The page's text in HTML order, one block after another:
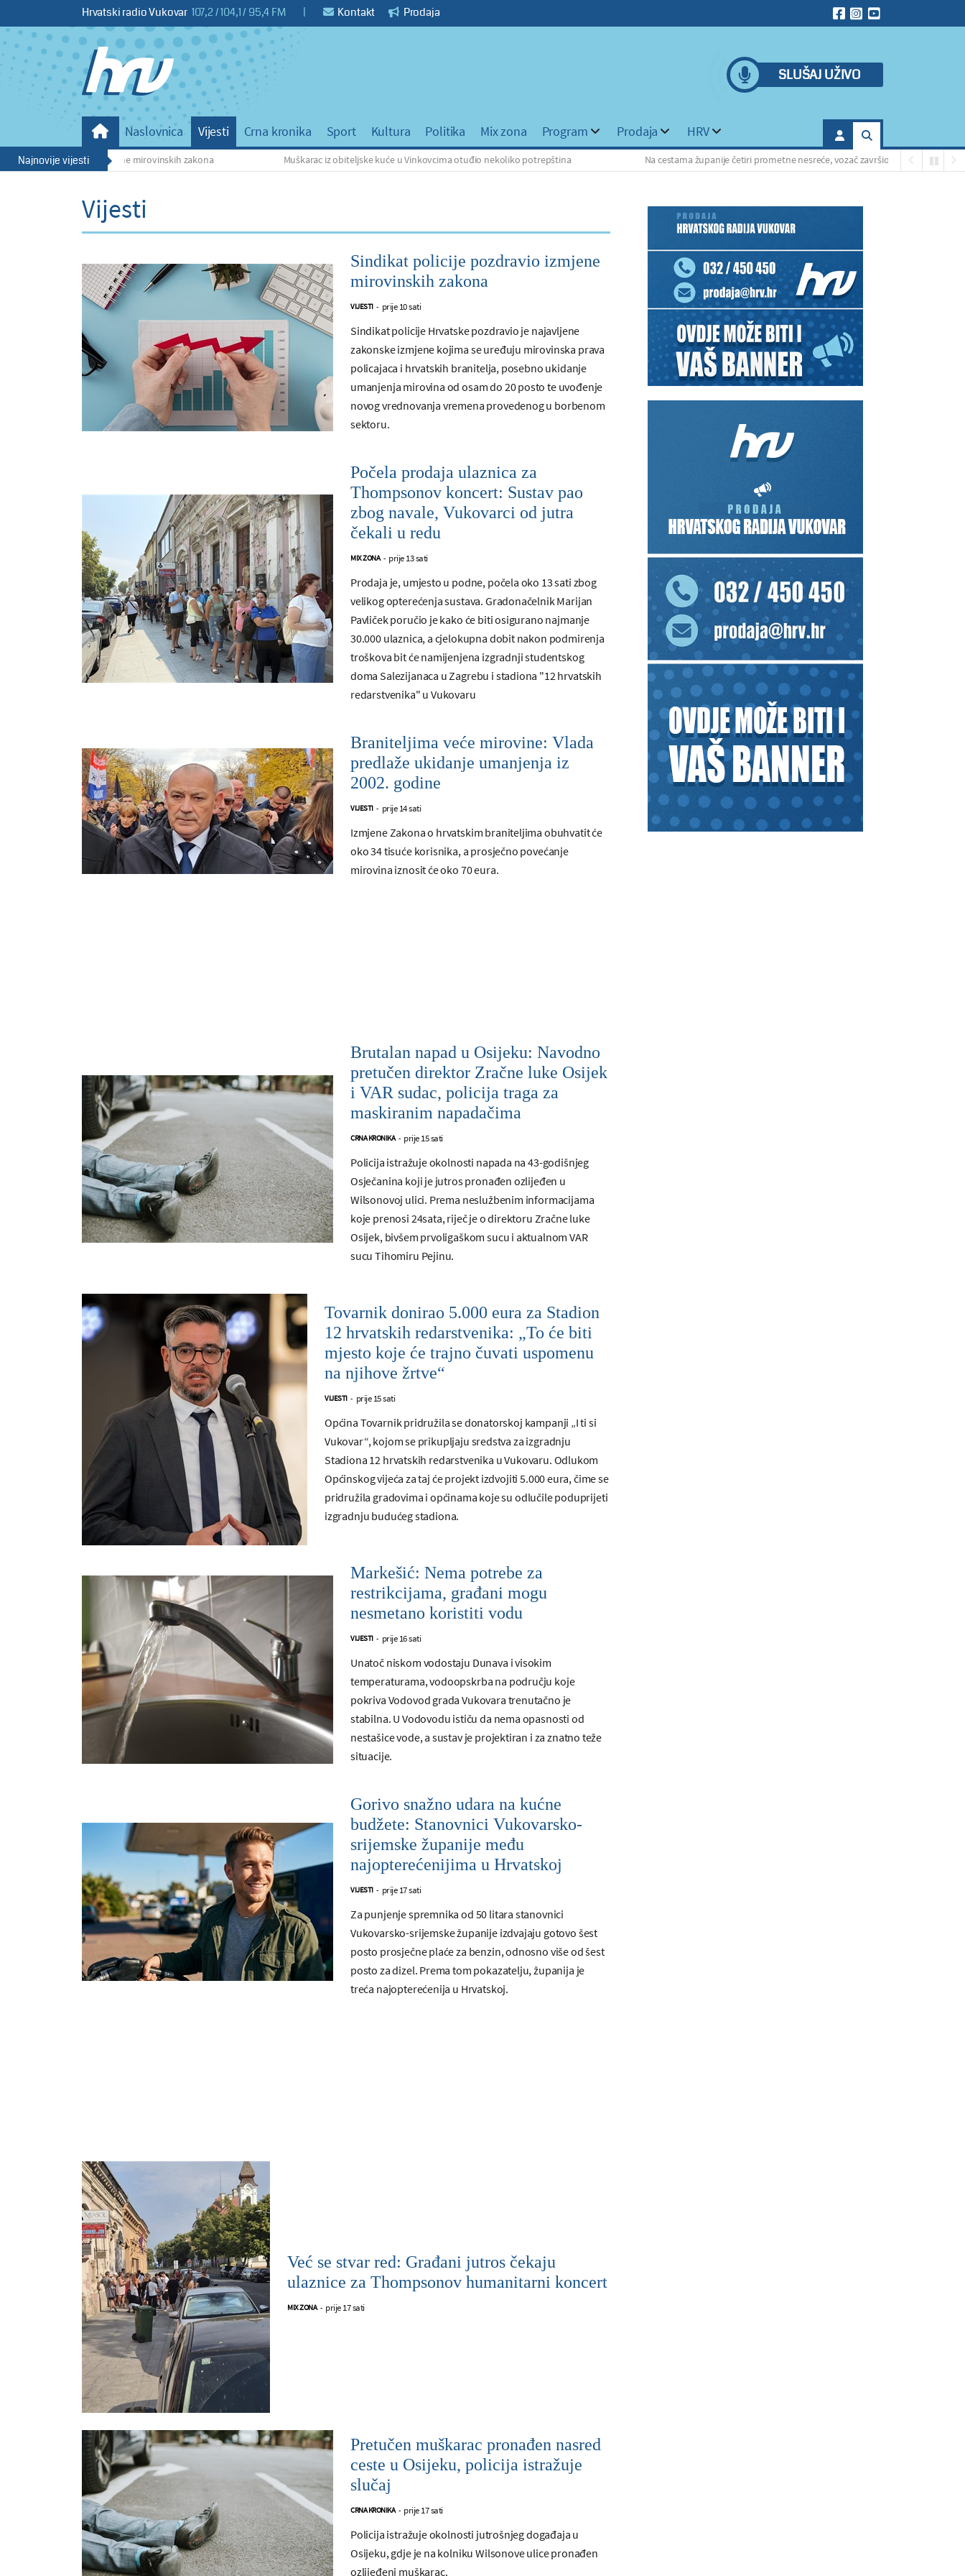
Hrvatski radio Vukovar 107,2 / 104,1 / 95,4 FM | Kontakt Prodaja
SLUŠAJ UŽIVO
Naslovnica Vijesti Crna kronika Sport Kultura Politika Mix zona Program Prodaja HRV
Najnovije vijesti
pozdravio izmjene mirovinskih zakona Muškarac iz obiteljske kuće u Vinkovcima otuđio nekoliko potrepština Na cestama županije četiri prometne nesreće, vozač završio u policiji zbog odbijanja
Vijesti
Sindikat policije pozdravio izmjene
mirovinskih zakona
VIJESTI - prije 10 sati
Sindikat policije Hrvatske pozdravio je najavljene
zakonske izmjene kojima se uređuju mirovinska prava
policajaca i hrvatskih branitelja, posebno ukidanje
umanjenja mirovina od osam do 20 posto te uvođenje
novog vrednovanja vremena provedenog u borbenom
sektoru.
Počela prodaja ulaznica za
Thompsonov koncert: Sustav pao
zbog navale, Vukovarci od jutra
čekali u redu
MIX ZONA - prije 13 sati
Prodaja je, umjesto u podne, počela oko 13 sati zbog
velikog opterećenja sustava. Gradonačelnik Marijan
Pavliček poručio je kako će biti osigurano najmanje
30.000 ulaznica, a cjelokupna dobit nakon podmirenja
troškova bit će namijenjena izgradnji studentskog
doma Salezijanaca u Zagrebu i stadiona "12 hrvatskih
redarstvenika" u Vukovaru
Braniteljima veće mirovine: Vlada
predlaže ukidanje umanjenja iz
2002. godine
VIJESTI - prije 14 sati
Izmjene Zakona o hrvatskim braniteljima obuhvatit će
oko 34 tisuće korisnika, a prosječno povećanje
mirovina iznosit će oko 70 eura.
Brutalan napad u Osijeku: Navodno
pretučen direktor Zračne luke Osijek
i VAR sudac, policija traga za
maskiranim napadačima
CRNA KRONIKA - prije 15 sati
Policija istražuje okolnosti napada na 43-godišnjeg
Osječanina koji je jutros pronađen ozlijeđen u
Wilsonovoj ulici. Prema neslužbenim informacijama
koje prenosi 24sata, riječ je o direktoru Zračne luke
Osijek, bivšem prvoligaškom sucu i aktualnom VAR
sucu Tihomiru Pejinu.
Tovarnik donirao 5.000 eura za Stadion
12 hrvatskih redarstvenika: „To će biti
mjesto koje će trajno čuvati uspomenu
na njihove žrtve“
VIJESTI - prije 15 sati
Općina Tovarnik pridružila se donatorskoj kampanji „I ti si
Vukovar“, kojom se prikupljaju sredstva za izgradnju
Stadiona 12 hrvatskih redarstvenika u Vukovaru. Odlukom
Općinskog vijeća za taj će projekt izdvojiti 5.000 eura, čime se
pridružila gradovima i općinama koje su odlučile poduprijeti
izgradnju budućeg stadiona.
Markešić: Nema potrebe za
restrikcijama, građani mogu
nesmetano koristiti vodu
VIJESTI - prije 16 sati
Unatoč niskom vodostaju Dunava i visokim
temperaturama, vodoopskrba na području koje
pokriva Vodovod grada Vukovara trenutačno je
stabilna. U Vodovodu ističu da nema opasnosti od
nestašice vode, a sustav je projektiran i za znatno teže
situacije.
Gorivo snažno udara na kućne
budžete: Stanovnici Vukovarsko-
srijemske županije među
najopterećenijima u Hrvatskoj
VIJESTI - prije 17 sati
Za punjenje spremnika od 50 litara stanovnici
Vukovarsko-srijemske županije izdvajaju gotovo šest
posto prosječne plaće za benzin, odnosno više od šest
posto za dizel. Prema tom pokazatelju, županija je
treća najopterećenija u Hrvatskoj.
Već se stvar red: Građani jutros čekaju
ulaznice za Thompsonov humanitarni koncert
MIX ZONA - prije 17 sati
Pretučen muškarac pronađen nasred
ceste u Osijeku, policija istražuje
slučaj
CRNA KRONIKA - prije 17 sati
Policija istražuje okolnosti jutrošnjeg događaja u
Osijeku, gdje je na kolniku Wilsonove ulice pronađen
ozlijeđeni muškarac.